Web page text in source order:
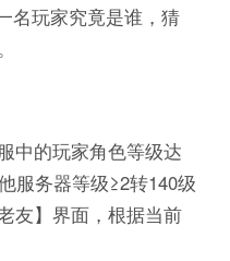
名玩家究竟是谁，猜
的玩家角色等级达
服务器等级≥2转140级
友】界面，根据当前